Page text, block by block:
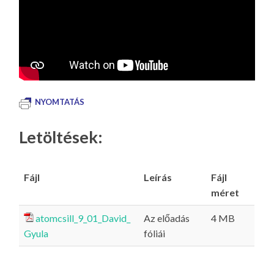
NYOMTATÁS
Letöltések:
Fájl Leírás
Fájl
méret
atomcsill_9_01_David_
Gyula
Az előadás
fóliái
4 MB